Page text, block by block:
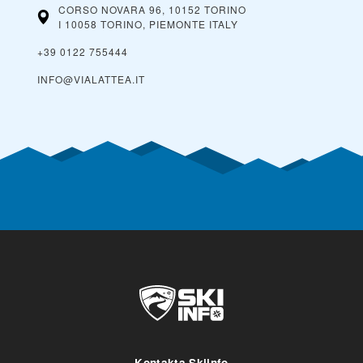
CORSO NOVARA 96, 10152 TORINO
I 10058 TORINO, PIEMONTE ITALY
+39 0122 755444
INFO@VIALATTEA.IT